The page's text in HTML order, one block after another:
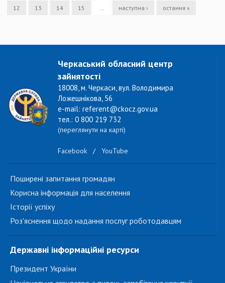
12 13 14 15 … наступна › остання »
Черкаський обласний центр
зайнятості
18008, м. Черкаси, вул. Володимира
Ложешнікова, 56
e-mail: referent@ckocz.gov.ua
тел.: 0 800 219 732
(переглянути на карті)
Facebook / YouTube
Поширені запитання громадян
Корисна інформація для населення
Історії успіху
Роз'яснення щодо надання послуг роботодавцям
Державні інформаційні ресурси
Президент України